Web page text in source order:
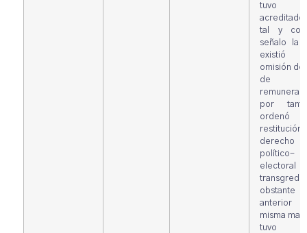
tuvo
tal y
señalo la
existió
omisión de
de
por
derecho
político-
electoral
anterior
misma
tuvo